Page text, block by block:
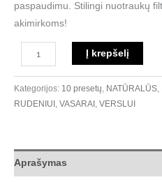
paspaudimu. Stilingi nuotraukų
akimirkoms!
Į krepšelį
Kategorijos: 10 presetų NATŪRALŪS
RUDENIUI VASARAI VERSLUI
Aprašymas